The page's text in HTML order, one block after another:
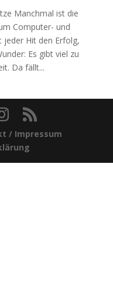
Manchmal ist die
Computer- und
jeder Hit den Erfolg,
Es gibt viel zu
Da fällt...
/ Impressum